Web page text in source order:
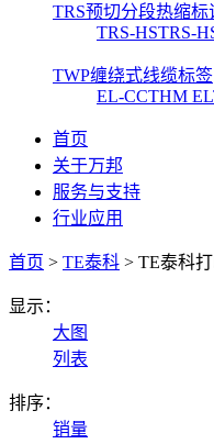
TRS预切分段热缩标
TRS-HSTRS-
TWP缠绕式线缆标签
EL-CCTHM EL
首页
关于万邦
服务与支持
行业应用
首页 > TE泰科 > TE泰科
显示：
大图
列表
排序：
销量